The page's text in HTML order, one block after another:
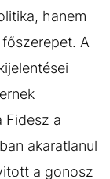
hanem
A
Fidesz a
akaratlanul
a gonosz